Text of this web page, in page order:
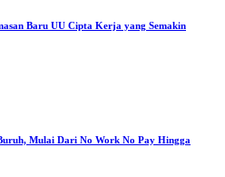
Baru UU Cipta Kerja yang Semakin
Mulai Dari No Work No Pay Hingga